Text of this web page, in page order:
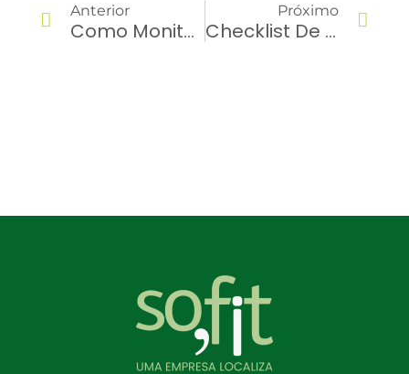
Anterior
Como Monitorar O Uso Do Veículo Da Empresa Fora Do Expediente Com Tecnologia
Próximo
Checklist De Veículo: Como Garantir Mais Controle Sobre Sua Frota